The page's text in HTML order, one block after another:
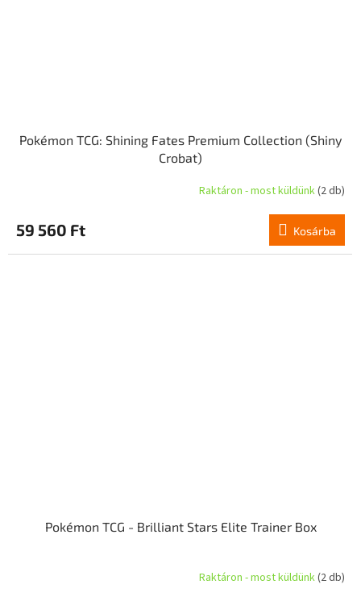
Pokémon TCG: Shining Fates Premium Collection (Shiny
Crobat)
Raktáron - most küldünk(2 db)
59 560 Ft Kosárba
Pokémon TCG - Brilliant Stars Elite Trainer Box
Raktáron - most küldünk(2 db)